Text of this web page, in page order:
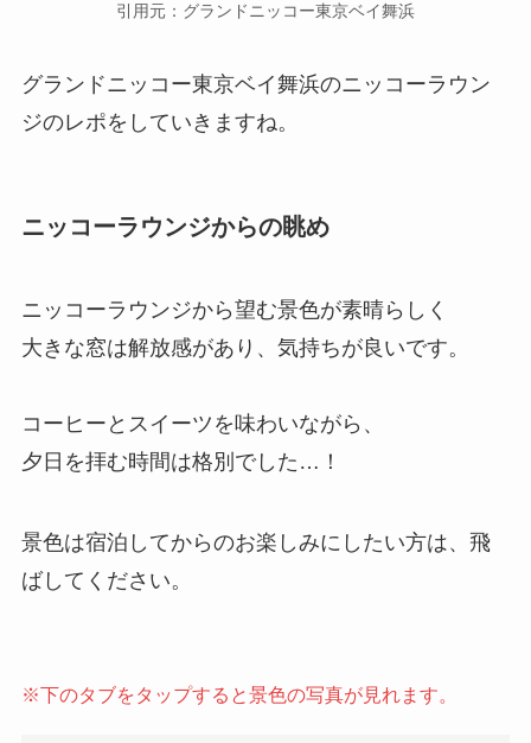
引用元：グランドニッコー東京ベイ舞浜
グランドニッコー東京ベイ舞浜のニッコーラウン
ジのレポをしていきますね。
ニッコーラウンジからの眺め
ニッコーラウンジから望む景色が素晴らしく
大きな窓は解放感があり、気持ちが良いです。
コーヒーとスイーツを味わいながら、
夕日を拝む時間は格別でした…！
景色は宿泊してからのお楽しみにしたい方は、飛
ばしてください。
※下のタブをタップすると景色の写真が見れます。